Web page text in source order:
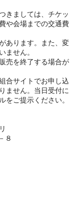
きましては、チケッ
や会場までの交通費
あります。また、変
ません。
売を終了する場合が
合サイトでお申し込
ません。当日受付に
をご提示ください。
８